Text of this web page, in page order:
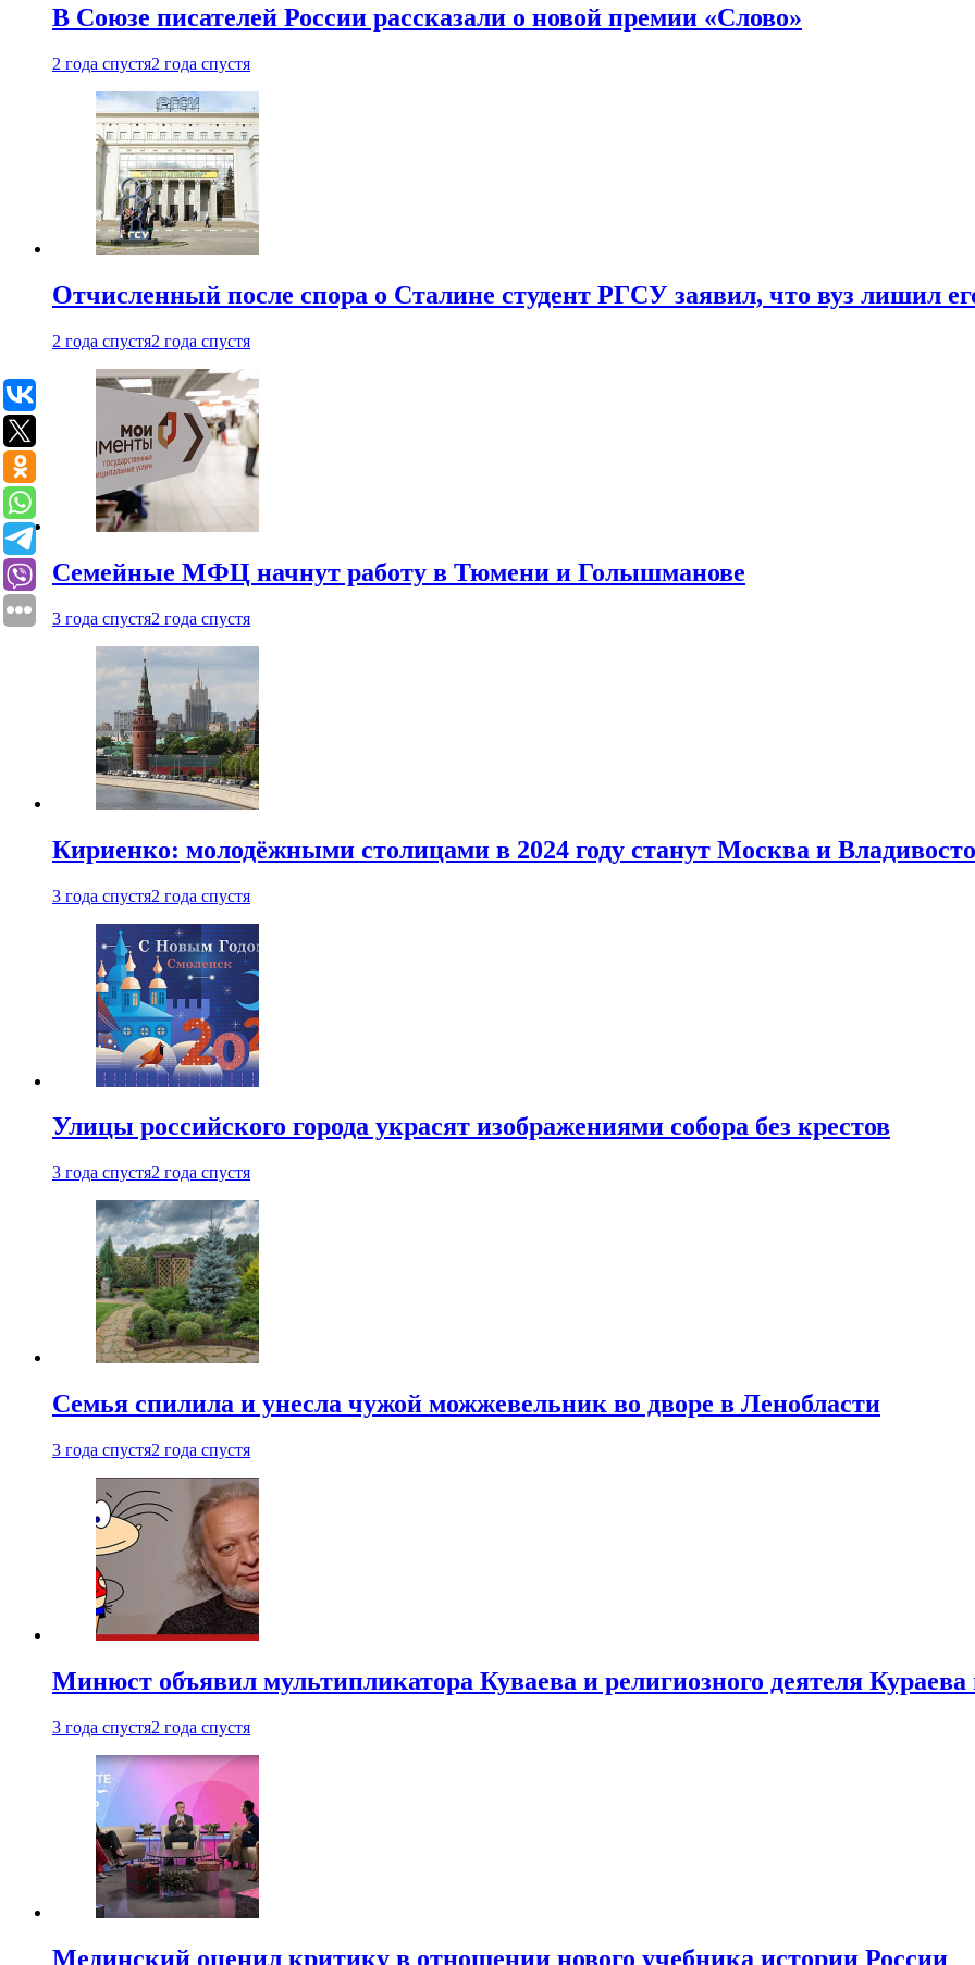
В Союзе писателей России рассказали о новой премии «Слово»
2 года спустя2 года спустя
Отчисленный после спора о Сталине студент РГСУ заявил, что вуз лишил
2 года спустя2 года спустя
Семейные МФЦ начнут работу в Тюмени и Голышманове
3 года спустя2 года спустя
Кириенко: молодёжными столицами в 2024 году станут Москва и
3 года спустя2 года спустя
Улицы российского города украсят изображениями собора без крестов
3 года спустя2 года спустя
Семья спилила и унесла чужой можжевельник во дворе в Ленобласти
3 года спустя2 года спустя
Минюст объявил мультипликатора Куваева и религиозного деятеля
3 года спустя2 года спустя
Мединский оценил критику в отношении нового учебника истории России